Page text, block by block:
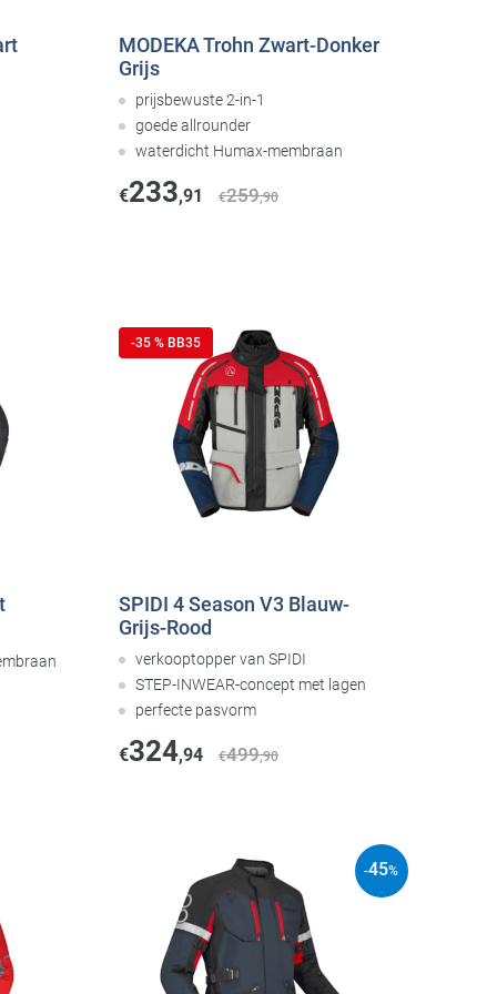
MODEKA Trohn Zwart-Donker
Grijs
prijsbewuste 2-in-1
goede allrounder
waterdicht Humax-membraan
€233,91 €259,90
-35 % BB35
SPIDI 4 Season V3 Blauw-
Grijs-Rood
verkooptopper van SPIDI
STEP-INWEAR-concept met lagen
perfecte pasvorm
€324,94 €499,90
-45%